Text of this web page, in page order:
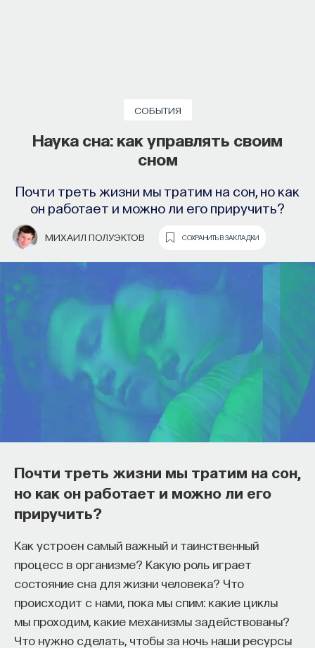
СОБЫТИЯ
Наука сна: как управлять своим
сном
Почти треть жизни мы тратим на сон, но как
он работает и можно ли его приручить?
МИХАИЛ ПОЛУЭКТОВ СОХРАНИТЬ В ЗАКЛАДКИ
Почти треть жизни мы тратим на сон,
но как он работает и можно ли его
приручить?
Как устроен самый важный и таинственный
процесс в организме? Какую роль играет
состояние сна для жизни человека? Что
происходит с нами, пока мы спим: какие циклы
мы проходим, какие механизмы задействованы?
Что нужно сделать, чтобы за ночь наши ресурсы